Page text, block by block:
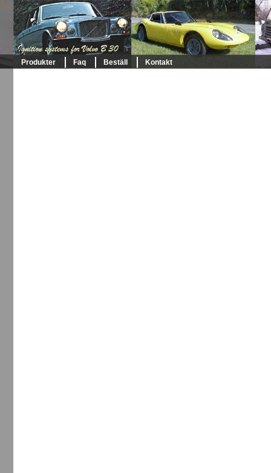
Produkter Faq Beställ Kontakt